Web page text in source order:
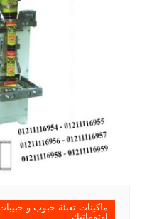
ماكينات تعبئة حبوب و
اوتوماتيك